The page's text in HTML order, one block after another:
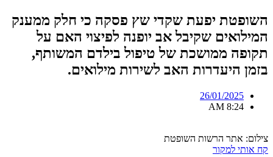
השופטת יפעת שקדי שץ פסקה כי חלק ממענק
המילואים שקיבל אב יופנה לפיצוי האם על
תקופה ממושכת של טיפול בילדם המשותף,
בזמן היעדרות האב לשירות מילואים.
26/01/2025
8:24 AM
צילום: אתר הרשות השופטת
קח אותי למקור